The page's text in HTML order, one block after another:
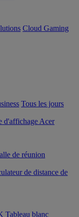
Cloud Gaming
Tous les jours
d'affichage Acer
de réunion
de distance de
Tableau blanc